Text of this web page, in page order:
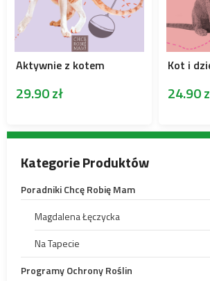
Aktywnie z kotem
29.90zł
Kot i
24.90
Kategorie Produktów
Poradniki Chcę Robię Mam
Magdalena Łęczycka
Na Tapecie
Programy Ochrony Roślin